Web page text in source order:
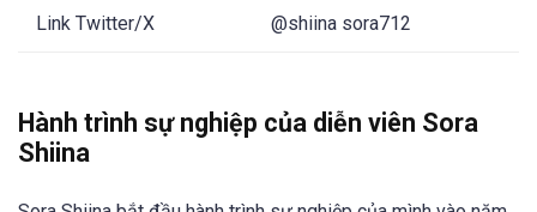
Link Twitter/X @shiina sora712
Hành trình sự nghiệp của diễn viên Sora
Shiina